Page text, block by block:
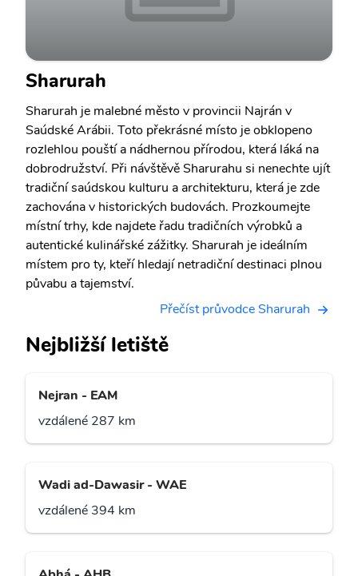
Sharurah
Sharurah je malebné město v provincii Najrán v
Saúdské Arábii. Toto překrásné místo je obklopeno
rozlehlou pouští a nádhernou přírodou, která láká na
dobrodružství. Při návštěvě Sharurahu si nenechte ujít
tradiční saúdskou kulturu a architekturu, která je zde
zachována v historických budovách. Prozkoumejte
místní trhy, kde najdete řadu tradičních výrobků a
autentické kulinářské zážitky. Sharurah je ideálním
místem pro ty, kteří hledají netradiční destinaci plnou
půvabu a tajemství.
Přečíst průvodce Sharurah
Nejbližší letiště
Nejran - EAM
vzdálené 287 km
Wadi ad-Dawasir - WAE
vzdálené 394 km